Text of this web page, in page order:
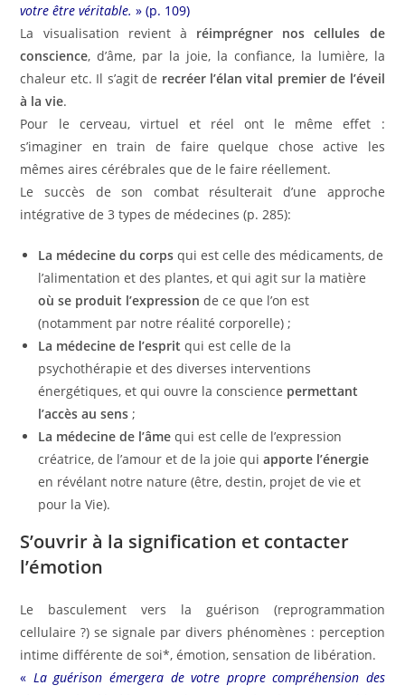
votre être véritable. » (p. 109)
La visualisation revient à réimprégner nos cellules de
conscience, d’âme, par la joie, la confiance, la lumière, la
chaleur etc. Il s’agit de recréer l’élan vital premier de l’éveil
à la vie.
Pour le cerveau, virtuel et réel ont le même effet :
s’imaginer en train de faire quelque chose active les
mêmes aires cérébrales que de le faire réellement.
Le succès de son combat résulterait d’une approche
intégrative de 3 types de médecines (p. 285):
La médecine du corps qui est celle des médicaments, de
l’alimentation et des plantes, et qui agit sur la matière
où se produit l’expression de ce que l’on est
(notamment par notre réalité corporelle) ;
La médecine de l’espritqui est celle de la
psychothérapie et des diverses interventions
énergétiques, et qui ouvre la conscience permettant
l’accès au sens ;
La médecine de l’âmequi est celle de l’expression
créatrice, de l’amour et de la joie quiapporte l’énergie
en révélant notre nature (être, destin, projet de vie et
pour la Vie).
S’ouvrir à la signification et contacter
l’émotion
Le basculement vers la guérison (reprogrammation
cellulaire ?) se signale par divers phénomènes : perception
intime différente de soi*, émotion, sensation de libération.
« La guérison émergera de votre propre compréhension des